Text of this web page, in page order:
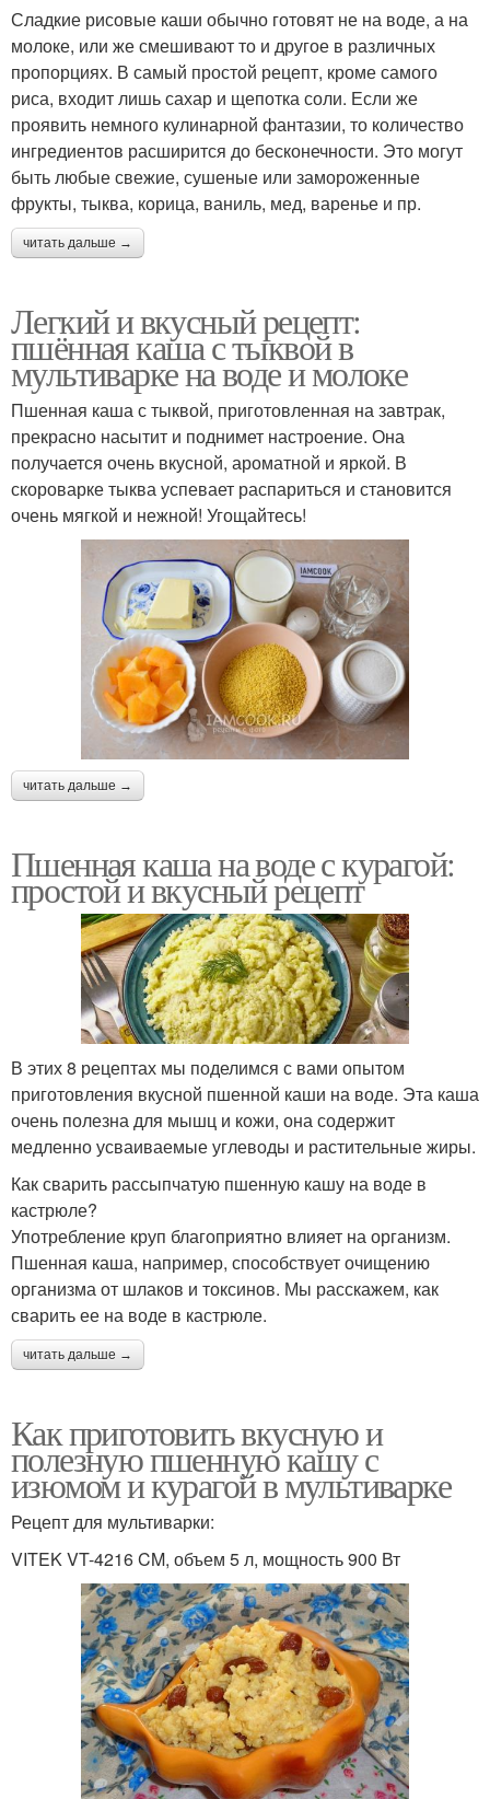
Сладкие рисовые каши обычно готовят не на воде, а на
молоке, или же смешивают то и другое в различных
пропорциях. В самый простой рецепт, кроме самого
риса, входит лишь сахар и щепотка соли. Если же
проявить немного кулинарной фантазии, то количество
ингредиентов расширится до бесконечности. Это могут
быть любые свежие, сушеные или замороженные
фрукты, тыква, корица, ваниль, мед, варенье и пр.
читать дальше →
Легкий и вкусный рецепт:
пшённая каша с тыквой в
мультиварке на воде и молоке
Пшенная каша с тыквой, приготовленная на завтрак,
прекрасно насытит и поднимет настроение. Она
получается очень вкусной, ароматной и яркой. В
скороварке тыква успевает распариться и становится
очень мягкой и нежной! Угощайтесь!
читать дальше →
Пшенная каша на воде с курагой:
простой и вкусный рецепт
В этих 8 рецептах мы поделимся с вами опытом
приготовления вкусной пшенной каши на воде. Эта каша
очень полезна для мышц и кожи, она содержит
медленно усваиваемые углеводы и растительные жиры.
Как сварить рассыпчатую пшенную кашу на воде в
кастрюле?
Употребление круп благоприятно влияет на организм.
Пшенная каша, например, способствует очищению
организма от шлаков и токсинов. Мы расскажем, как
сварить ее на воде в кастрюле.
читать дальше →
Как приготовить вкусную и
полезную пшенную кашу с
изюмом и курагой в мультиварке
Рецепт для мультиварки:
VITEK VT-4216 CM, объем 5 л, мощность 900 Вт